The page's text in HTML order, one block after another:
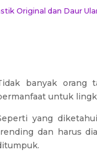
Original dan Daur
banyak orang
untuk
yang
dan harus